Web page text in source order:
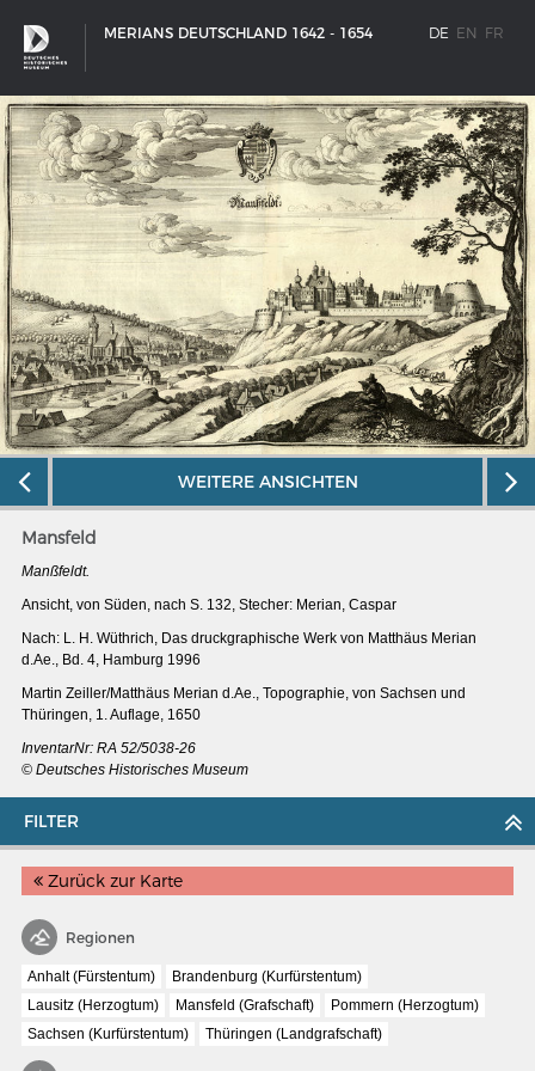
MERIANS DEUTSCHLAND 1642 - 1654 DE EN FR
Entwicklungen im europäischen Schiffbau
MERIANS DEUTSCHLAND 1642 - 1654
Impressum
FILTER
Zurück zur Karte
Regionen
Anhalt (Fürstentum)
Brandenburg (Kurfürstentum)
Lausitz (Herzogtum)
Mansfeld (Grafschaft)
Pommern (Herzogtum)
Sachsen (Kurfürstentum)
Thüringen (Landgrafschaft)
WEITERE ANSICHTEN
Mansfeld
Manßfeldt.
Ansicht, von Süden, nach S. 132, Stecher: Merian, Caspar
Nach: L. H. Wüthrich, Das druckgraphische Werk von Matthäus Merian
d.Ae., Bd. 4, Hamburg 1996
Martin Zeiller/Matthäus Merian d.Ae., Topographie, von Sachsen und
Thüringen, 1. Auflage, 1650
InventarNr: RA 52/5038-26
© Deutsches Historisches Museum